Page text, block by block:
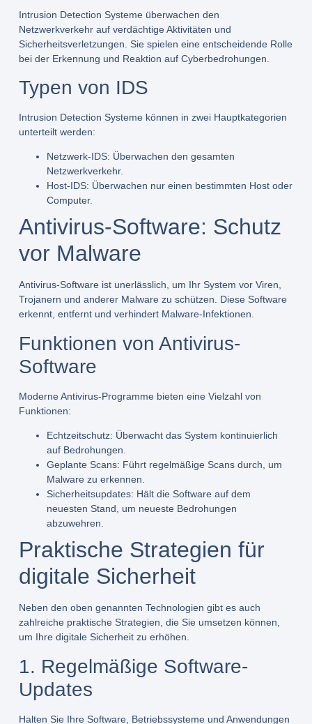
Intrusion Detection Systeme überwachen den
Netzwerkverkehr auf verdächtige Aktivitäten und
Sicherheitsverletzungen. Sie spielen eine entscheidende Rolle
bei der Erkennung und Reaktion auf Cyberbedrohungen.
Typen von IDS
Intrusion Detection Systeme können in zwei Hauptkategorien
unterteilt werden:
Netzwerk-IDS: Überwachen den gesamten
Netzwerkverkehr.
Host-IDS: Überwachen nur einen bestimmten Host oder
Computer.
Antivirus-Software: Schutz
vor Malware
Antivirus-Software ist unerlässlich, um Ihr System vor Viren,
Trojanern und anderer Malware zu schützen. Diese Software
erkennt, entfernt und verhindert Malware-Infektionen.
Funktionen von Antivirus-
Software
Moderne Antivirus-Programme bieten eine Vielzahl von
Funktionen:
Echtzeitschutz: Überwacht das System kontinuierlich
auf Bedrohungen.
Geplante Scans: Führt regelmäßige Scans durch, um
Malware zu erkennen.
Sicherheitsupdates: Hält die Software auf dem
neuesten Stand, um neueste Bedrohungen
abzuwehren.
Praktische Strategien für
digitale Sicherheit
Neben den oben genannten Technologien gibt es auch
zahlreiche praktische Strategien, die Sie umsetzen können,
um Ihre digitale Sicherheit zu erhöhen.
1. Regelmäßige Software-
Updates
Halten Sie Ihre Software, Betriebssysteme und Anwendungen